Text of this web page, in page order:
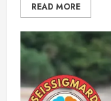
READ MORE